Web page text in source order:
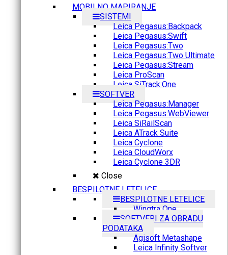
MOBILNO MAPIRANJE
SISTEMI
Leica Pegasus:Backpack
Leica Pegasus:Swift
Leica Pegasus:Two
Leica Pegasus:Two Ultimate
Leica Pegasus:Stream
Leica ProScan
Leica SiTrack:One
SOFTVER
Leica Pegasus:Manager
Leica Pegasus:WebViewer
Leica SiRailScan
Leica ATrack Suite
Leica Cyclone
Leica CloudWorx
Leica Cyclone 3DR
Close
BESPILOTNE LETELICE
BESPILOTNE LETELICE
Wingtra One
SOFTVERI ZA OBRADU
PODATAKA
Agisoft Metashape
Leica Infinity Softver